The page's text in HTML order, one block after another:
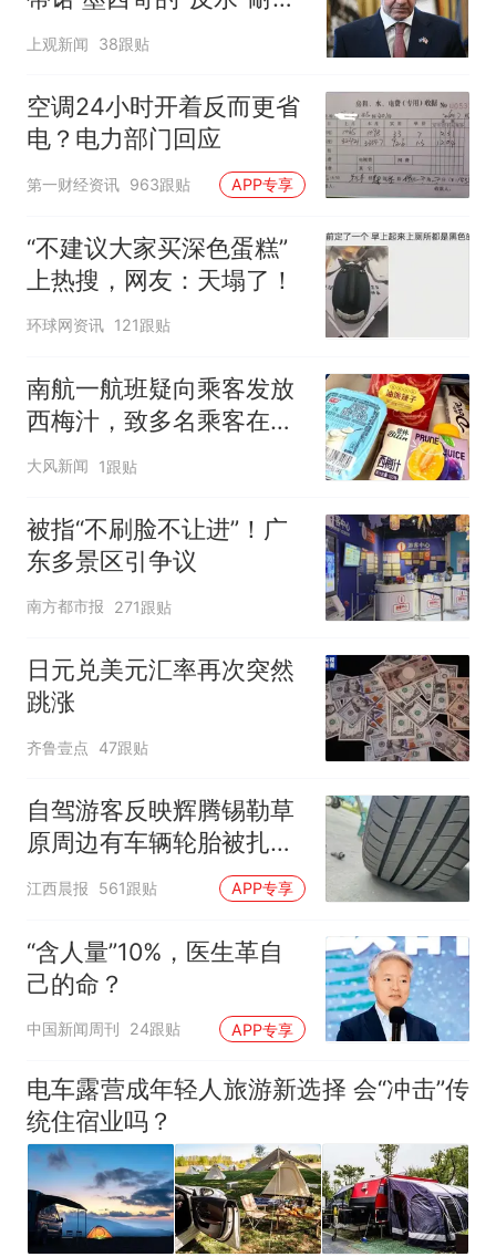
寻味
上观新闻 38跟贴
空调24小时开着反而更省
电？电力部门回应
第一财经资讯 963跟贴 APP专享
“不建议大家买深色蛋糕”
上热搜，网友：天塌了！
环球网资讯 121跟贴
南航一航班疑向乘客发放
西梅汁，致多名乘客在飞
行途中排队上厕所！乘
客：机上100多人只有2个
厕所；客服回应：并非每
架飞机都会发放西梅汁
大风新闻 1跟贴
被指“不刷脸不让进”！广
东多景区引争议
南方都市报 271跟贴
日元兑美元汇率再次突然
跳涨
齐鲁壹点 47跟贴
自驾游客反映辉腾锡勒草
原周边有车辆轮胎被扎，
修理店铺换胎价格高达千
元，官方发布情况通报
江西晨报 561跟贴 APP专享
“含人量”10%，医生革自
己的命？
中国新闻周刊 24跟贴 APP专享
电车露营成年轻人旅游新选择 会“冲击”传
统住宿业吗？